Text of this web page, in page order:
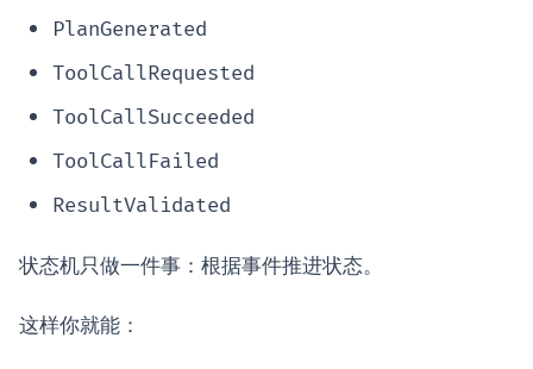
PlanGenerated
ToolCallRequested
ToolCallSucceeded
ToolCallFailed
ResultValidated
状态机只做一件事：根据事件推进状态。
这样你就能：